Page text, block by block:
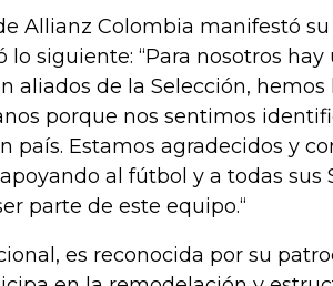
Allianz Colombia manifestó
lo siguiente: “Para nosotros
aliados de la Selección, hemos
porque nos sentimos
país. Estamos agradecidos y
al fútbol y a todas sus
parte de este equipo.“
es reconocida por su